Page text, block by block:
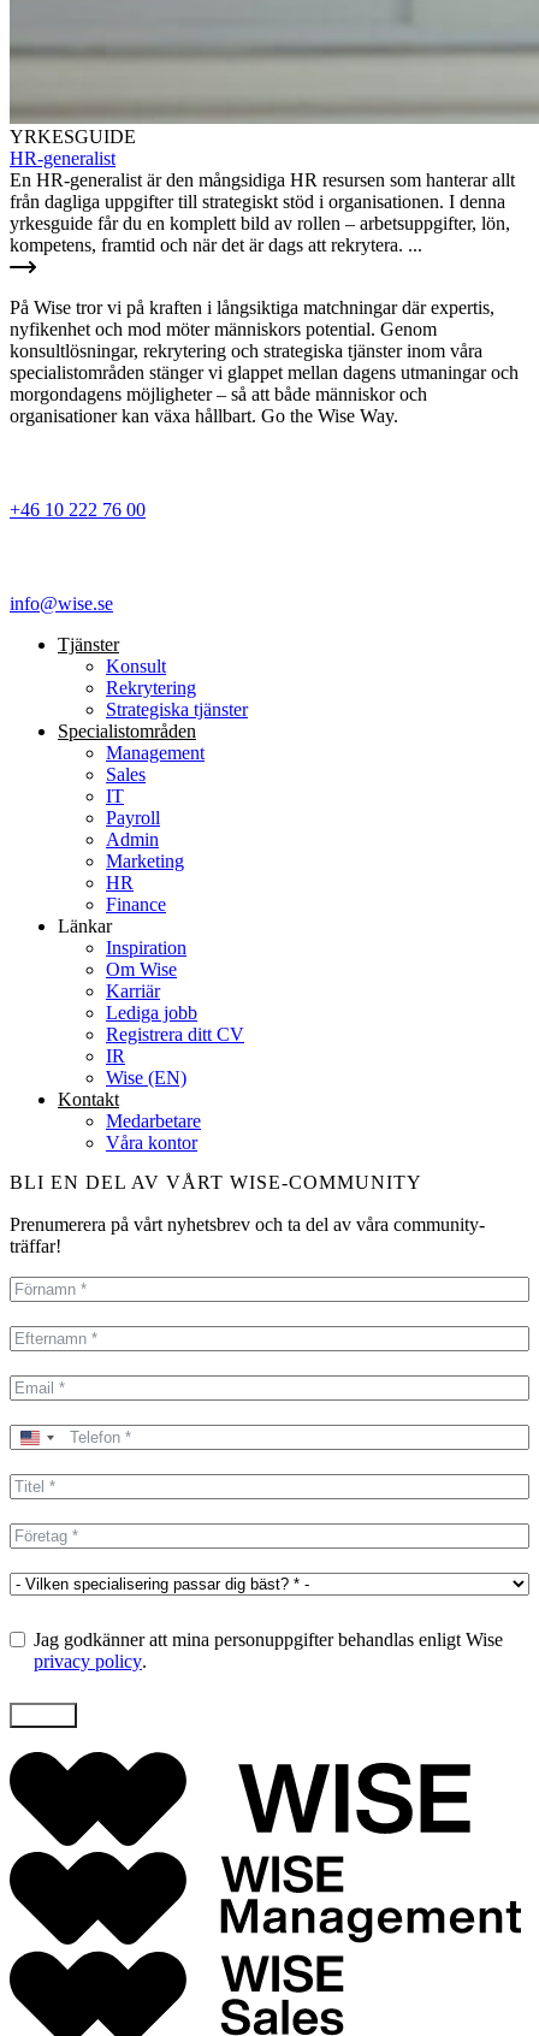
YRKESGUIDE
HR-generalist
En HR-generalist är den mångsidiga HR resursen som hanterar allt
från dagliga uppgifter till strategiskt stöd i organisationen. I denna
yrkesguide får du en komplett bild av rollen – arbetsuppgifter, lön,
kompetens, framtid och när det är dags att rekrytera. ...
På Wise tror vi på kraften i långsiktiga matchningar där expertis,
nyfikenhet och mod möter människors potential. Genom
konsultlösningar, rekrytering och strategiska tjänster inom våra
specialistområden stänger vi glappet mellan dagens utmaningar och
morgondagens möjligheter – så att både människor och
organisationer kan växa hållbart. Go the Wise Way.
+46 10 222 76 00
info@wise.se
Tjänster
Konsult
Rekrytering
Strategiska tjänster
Specialist­områden
Management
Sales
IT
Payroll
Admin
Marketing
HR
Finance
Länkar
Inspiration
Om Wise
Karriär
Lediga jobb
Registrera ditt CV
IR
Wise (EN)
Kontakt
Medarbetare
Våra kontor
BLI EN DEL AV VÅRT WISE-COMMUNITY
Prenumerera på vårt nyhetsbrev och ta del av våra community-
träffar!
United
+1
Jag godkänner att mina personuppgifter behandlas enligt Wise
privacy policy.